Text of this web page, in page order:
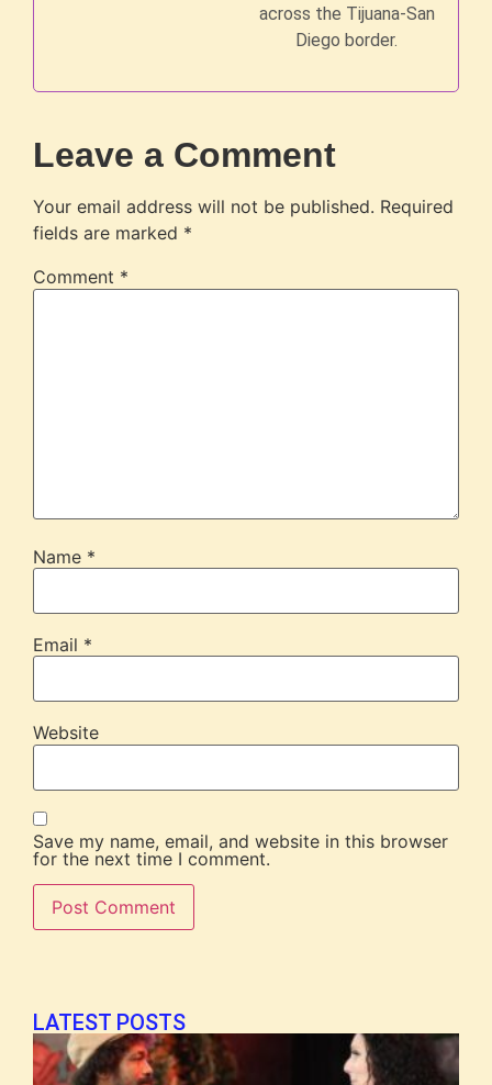
across the Tijuana-San
Diego border.
Leave a Comment
Your email address will not be published. Required
fields are marked *
Comment *
Name *
Email *
Website
Save my name, email, and website in this browser
for the next time I comment.
LATEST POSTS